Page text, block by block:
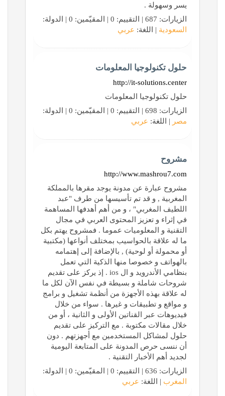
يسر وسهولة .
الزيارات: 687 | التقييم: 0 | المقيّمين: 0 | الدولة:
السعودية | اللغة: عربي
حلول تكنولوجيا المعلومات
http://it-solutions.center
حلول تكنولوجيا المعلومات
الزيارات: 698 | التقييم: 0 | المقيّمين: 0 | الدولة:
مصر | اللغة: عربي
مشروح
http://www.mashrou7.com
مشروح عبارة عن مدونة يوجد مقرها بالمملكة
المغربية , و قد تم تأسيسها من طرف "عبد
اللطيف المغربي" ، و من أهم أهدفها المساهمة
في إثراء و تعزيز المحتوى العربي في مجال
التقنية و المعلوميات عموما . فمشروح يهتم بكل
ما له علاقة بالحواسيب بمختلف أنواعها (مكتبية
أو محمولة أو لوحية) , بالإضافة إلى إهتمامه
بالهواتف و خصوصا منها الذكية التي تعمل
بنظامي الأندرويد و ال ios . إذ يركز على تقديم
شروحات شاملة و بسيطة في نفس الآن لكل ما
له علاقة بهذه الأجهزة من أنظمة تشغيل و برامج
و مواقع و تطبيقات و غيرها . سواء من خلال
فيديوهات عبر القناتين الأولى و الثانية ، أو من
خلال مقالات مكتوبة . مع التركيز على تقديم
حلول لمشاكل المستخدمين مع أجهزتهم . دون
أن ننسى حرص المدونة على المتابعة اليومية
لجديد أهم الأخبار التقنية .
الزيارات: 636 | التقييم: 0 | المقيّمين: 0 | الدولة:
المغرب | اللغة: عربي